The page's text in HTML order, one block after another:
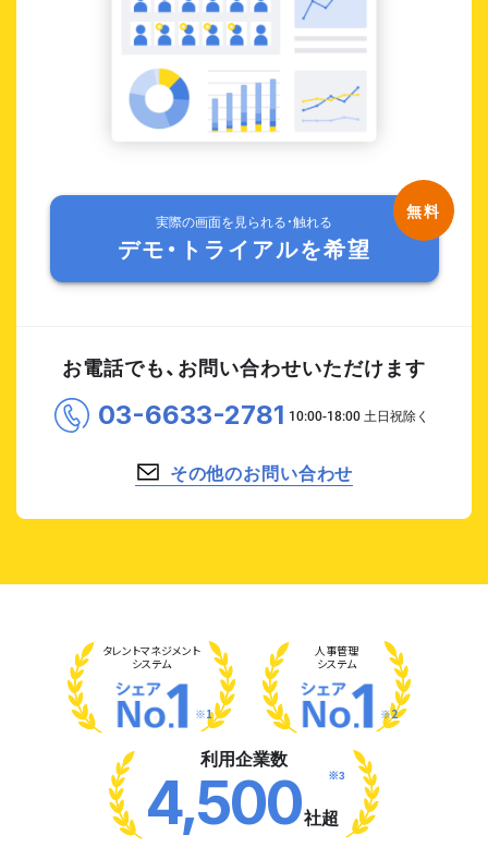
実際の画面を見られる・触れる
デモ・トライアルを希望
お電話でも、お問い合わせいただけます
03-6633-2781
その他のお問い合わせ
タレントマネジメント
システム
※1
人事管理
システム
※2
利用企業数
4,500社超
※3